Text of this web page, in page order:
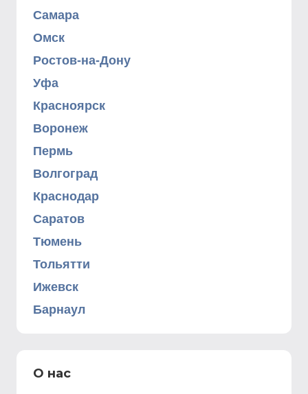
Самара
Омск
Ростов-на-Дону
Уфа
Красноярск
Воронеж
Пермь
Волгоград
Краснодар
Саратов
Тюмень
Тольятти
Ижевск
Барнаул
О нас